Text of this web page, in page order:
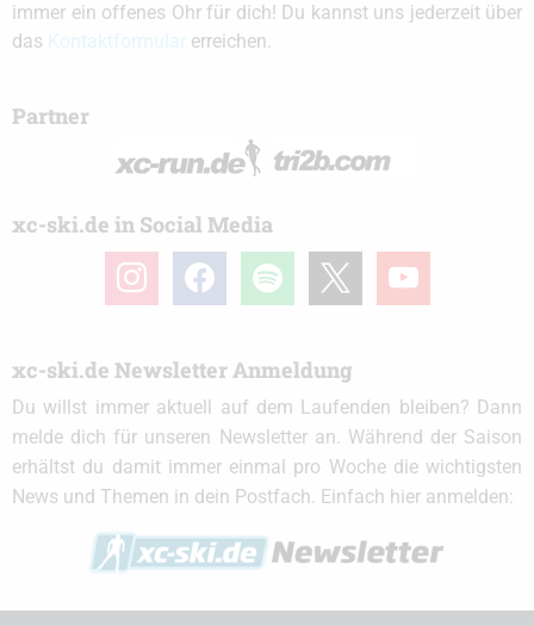
immer ein offenes Ohr für dich! Du kannst uns jederzeit über
das
erreichen.
Partner
xc-ski.de in Social Media
instagramfacebook spotify youtube
xc-ski.de Newsletter Anmeldung
Du willst immer aktuell auf dem Laufenden bleiben? Dann
melde dich für unseren Newsletter an. Während der Saison
erhältst du damit immer einmal pro Woche die wichtigsten
News und Themen in dein Postfach. Einfach hier anmelden: